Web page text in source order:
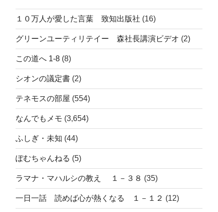
１０万人が愛した言葉 致知出版社 (16)
グリーンユーティリテイー 森社長講演ビデオ (2)
この道へ 1-8 (8)
シオンの議定書 (2)
テネモスの部屋 (554)
なんでもメモ (3,654)
ふしぎ・未知 (44)
ぽむちゃんねる (5)
ラマナ・マハルシの教え １－３８ (35)
一日一話 読めば心が熱くなる １－１２ (12)